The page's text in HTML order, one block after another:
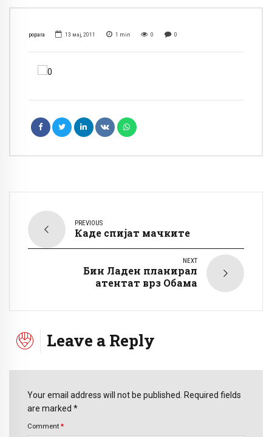
popara 13 мај, 2011 1 min 0 0
PREVIOUS
Каде спијат мачките
NEXT
Бин Ладен планирал
атентат врз Обама
Leave a Reply
Your email address will not be published. Required fields
are marked *
Comment *